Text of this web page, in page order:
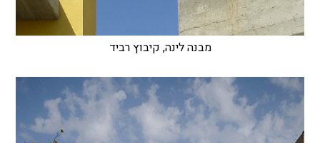
מבנה לינה, קיבוץ רביד